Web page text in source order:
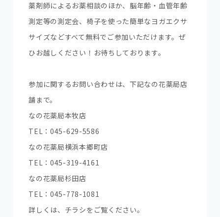
薬剤師によるお薬相談のほか、脳年齢・血管年齢
測定等の測定会、椅子を使った簡単なヨガエクサ
サイズなどすべて無料でご参加いただけます。ぜ
ひお越しください！お待ちしております。
参加に関するお問い合わせは、下記なの花薬局店
舗まで。
なの花薬局本牧店
TEL：045-629-5586
なの花薬局横浜本郷町店
TEL：045-319-4161
なの花薬局杉田店
TEL：045-778-1081
詳しくは、チラシをご覧ください。